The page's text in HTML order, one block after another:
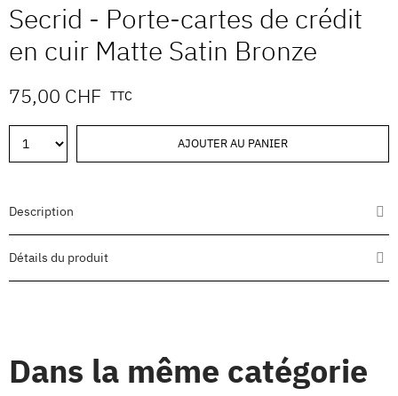
Secrid - Porte-cartes de crédit
en cuir Matte Satin Bronze
75,00 CHF TTC
AJOUTER AU PANIER
Description
Détails du produit
Dans la même catégorie